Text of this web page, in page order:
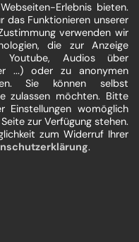
Erlebnis bieten.
das Funktionieren unserer
verwenden wir
die zur Anzeige
Audios über
...) oder zu anonymen
Sie können selbst
zulassen möchten. Bitte
Einstellungen womöglich
zur Verfügung stehen.
zum Widerruf Ihrer
.